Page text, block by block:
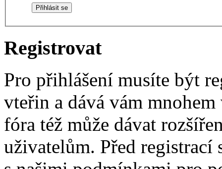
Registrovat
Pro přihlášení musíte být
vteřin a dává vám
fóra též může dávat
uživatelům. Před registrací